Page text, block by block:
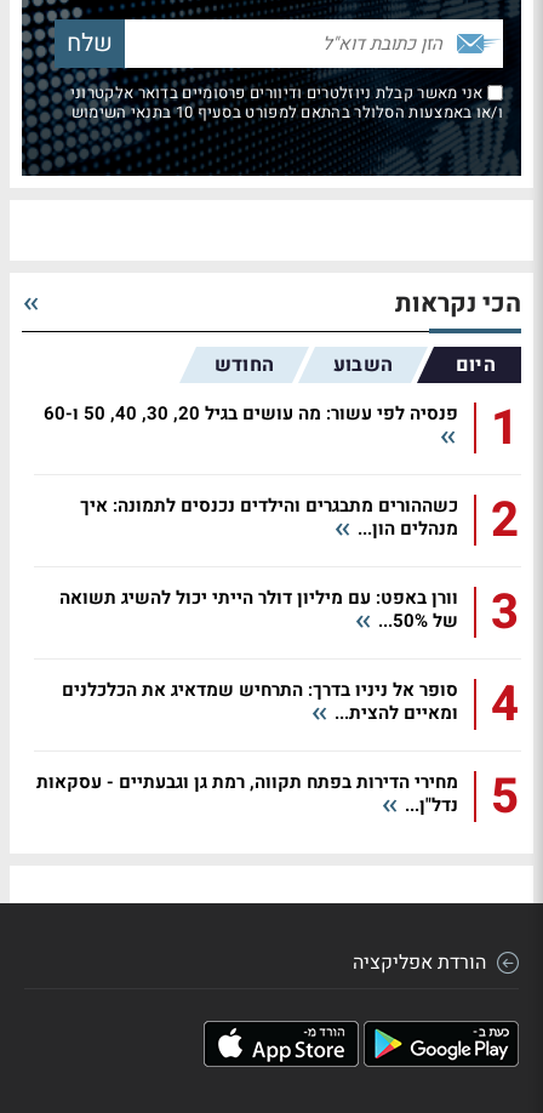
אני מאשר קבלת ניוזלטרים ודיוורים פרסומיים בדואר אלקטרוני
ו/או באמצעות הסלולר בהתאם למפורט בסעיף 10 בתנאי השימוש
הכי נקראות
היום השבוע החודש
1 פנסיה לפי עשור: מה עושים בגיל 20, 30, 40, 50 ו-60
2
כשההורים מתבגרים והילדים נכנסים לתמונה: איך
מנהלים הון...
3
וורן באפט: עם מיליון דולר הייתי יכול להשיג תשואה
של 50%...
4
סופר אל ניניו בדרך: התרחיש שמדאיג את הכלכלנים
ומאיים להצית...
5
מחירי הדירות בפתח תקווה, רמת גן וגבעתיים - עסקאות
נדל"ן...
הורדת אפליקציה